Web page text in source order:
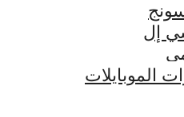
إل
الموبايلات